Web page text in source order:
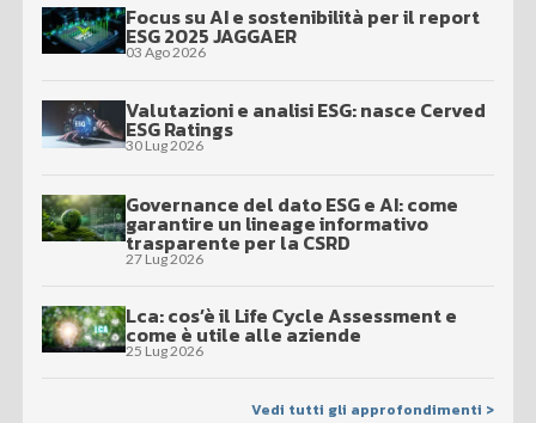
Focus su AI e sostenibilità per il report
ESG 2025 JAGGAER
03 Ago 2026
Valutazioni e analisi ESG: nasce Cerved
ESG Ratings
30 Lug 2026
Governance del dato ESG e AI: come
garantire un lineage informativo
trasparente per la CSRD
27 Lug 2026
Lca: cos’è il Life Cycle Assessment e
come è utile alle aziende
25 Lug 2026
Vedi tutti gli approfondimenti >